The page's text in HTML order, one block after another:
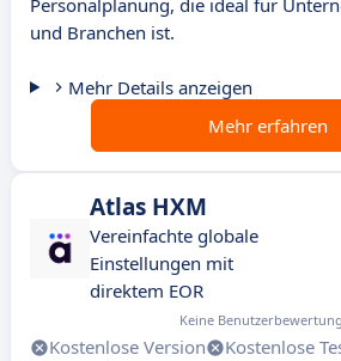
Personalplanung, die ideal für
und Branchen ist.
Mehr Details anzeigen
Mehr erfahren
Atlas HXM
Vereinfachte globale
Einstellungen mit
direktem EOR
Keine
Kostenlose Version
Kostenlose